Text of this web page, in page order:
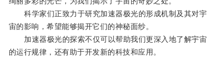
科学家们正致力于研究加速器极光的形成机制及其对宇
宙的影响，希望能够揭开它们的神秘面纱。
加速器极光的探索不仅可以帮助我们更深入地了解宇宙
的运行规律，还有助于开发新的科技和应用。